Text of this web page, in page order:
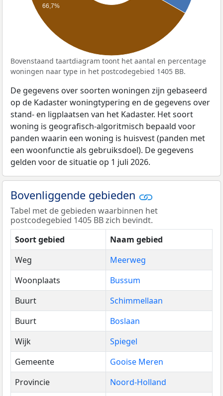
66,7%
Bovenstaand taartdiagram toont het aantal en percentage
woningen naar type in het postcodegebied 1405 BB.
De gegevens over soorten woningen zijn gebaseerd
op de Kadaster woningtypering en de gegevens over
stand- en ligplaatsen van het Kadaster. Het soort
woning is geografisch-algoritmisch bepaald voor
panden waarin een woning is huisvest (panden met
een woonfunctie als gebruiksdoel). De gegevens
gelden voor de situatie op 1 juli 2026.
Bovenliggende gebieden
Tabel met de gebieden waarbinnen het
postcodegebied 1405 BB zich bevindt.
Soort gebied
Naam gebied
Weg
Meerweg
Woonplaats
Bussum
Buurt
Schimmellaan
Buurt
Boslaan
Wijk
Spiegel
Gemeente
Gooise Meren
Provincie
Noord-Holland